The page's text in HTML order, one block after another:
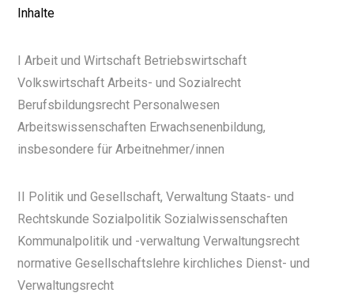
Inhalte
I Arbeit und Wirtschaft Betriebswirtschaft
Volkswirtschaft Arbeits- und Sozialrecht
Berufsbildungsrecht Personalwesen
Arbeitswissenschaften Erwachsenenbildung,
insbesondere für Arbeitnehmer/innen
II Politik und Gesellschaft, Verwaltung Staats- und
Rechtskunde Sozialpolitik Sozialwissenschaften
Kommunalpolitik und -verwaltung Verwaltungsrecht
normative Gesellschaftslehre kirchliches Dienst- und
Verwaltungsrecht